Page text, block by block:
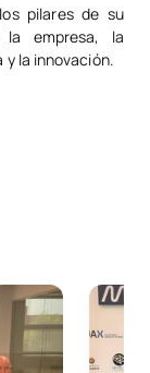
pilares de su
la empresa, la
la innovación.